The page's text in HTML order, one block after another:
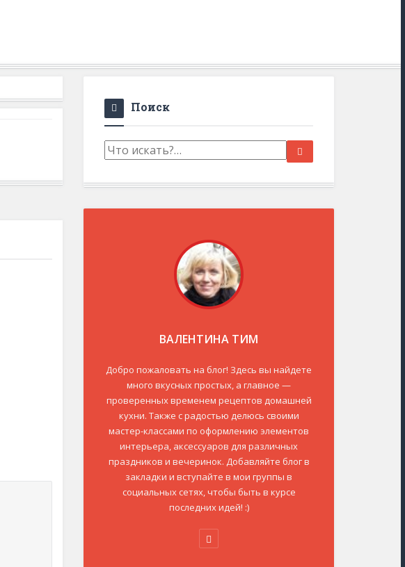
Поиск
ВАЛЕНТИНА ТИМ
Добро пожаловать на блог! Здесь вы найдете
много вкусных простых, а главное —
проверенных временем рецептов домашней
кухни. Также с радостью делюсь своими
мастер-классами по оформлению элементов
интерьера, аксессуаров для различных
праздников и вечеринок. Добавляйте блог в
закладки и вступайте в мои группы в
социальных сетях, чтобы быть в курсе
последних идей! :)